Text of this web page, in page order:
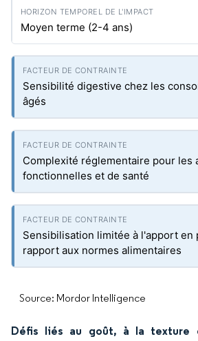
Moyen terme (2-4 ans)
Sensibilité digestive chez les
âgés
Complexité réglementaire pour les
fonctionnelles et de santé
Sensibilisation limitée à l'apport en
rapport aux normes alimentaires
Source: Mordor Intelligence
Défis liés au goût, à la texture